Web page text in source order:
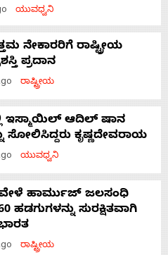
ಯುವಧ್ವನಿ
ನೇಕಾರರಿಗೆ ರಾಷ್ಟ್ರೀಯ
ಪ್ರದಾನ
ರಾಷ್ಟ್ರೀಯ
ಇಸ್ಮಾಯಿಲ್ ಆದಿಲ್ ಷಾನ
ಸೋಲಿಸಿದ್ದರು ಕೃಷ್ಣದೇವರಾಯ
ಯುವಧ್ವನಿ
ವೇಳೆ ಹಾರ್ಮುಜ್ ಜಲಸಂಧಿ
ಹಡಗುಗಳನ್ನು ಸುರಕ್ಷಿತವಾಗಿ
ರಾಷ್ಟ್ರೀಯ